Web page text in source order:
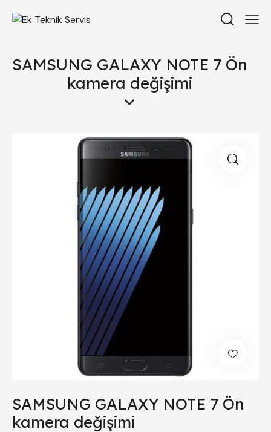
SAMSUNG GALAXY NOTE 7 Ön
kamera değişimi
SAMSUNG GALAXY NOTE 7 Ön
kamera değişimi